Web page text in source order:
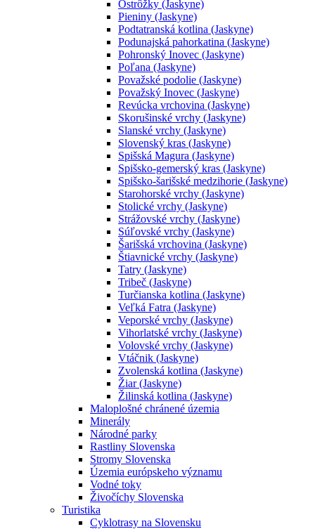
Ostrôžky (Jaskyne)
Pieniny (Jaskyne)
Podtatranská kotlina (Jaskyne)
Podunajská pahorkatina (Jaskyne)
Pohronský Inovec (Jaskyne)
Poľana (Jaskyne)
Považské podolie (Jaskyne)
Považský Inovec (Jaskyne)
Revúcka vrchovina (Jaskyne)
Skorušinské vrchy (Jaskyne)
Slanské vrchy (Jaskyne)
Slovenský kras (Jaskyne)
Spišská Magura (Jaskyne)
Spišsko-gemerský kras (Jaskyne)
Spišsko-šarišské medzihorie (Jaskyne)
Starohorské vrchy (Jaskyne)
Stolické vrchy (Jaskyne)
Strážovské vrchy (Jaskyne)
Súľovské vrchy (Jaskyne)
Šarišská vrchovina (Jaskyne)
Štiavnické vrchy (Jaskyne)
Tatry (Jaskyne)
Tribeč (Jaskyne)
Turčianska kotlina (Jaskyne)
Veľká Fatra (Jaskyne)
Veporské vrchy (Jaskyne)
Vihorlatské vrchy (Jaskyne)
Volovské vrchy (Jaskyne)
Vtáčnik (Jaskyne)
Zvolenská kotlina (Jaskyne)
Žiar (Jaskyne)
Žilinská kotlina (Jaskyne)
Maloplošné chránené územia
Minerály
Národné parky
Rastliny Slovenska
Stromy Slovenska
Územia európskeho významu
Vodné toky
Živočíchy Slovenska
Turistika
Cyklotrasy na Slovensku